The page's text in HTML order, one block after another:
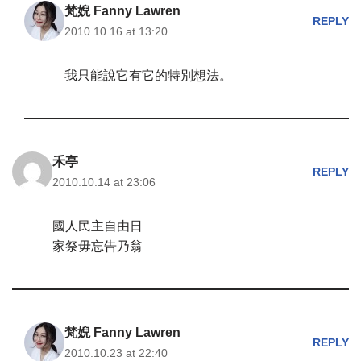
梵婗 Fanny Lawren
2010.10.16 at 13:20
REPLY
我只能說它有它的特別想法。
禾亭
2010.10.14 at 23:06
REPLY
國人民主自由日
家祭毋忘告乃翁
梵婗 Fanny Lawren
2010.10.23 at 22:40
REPLY